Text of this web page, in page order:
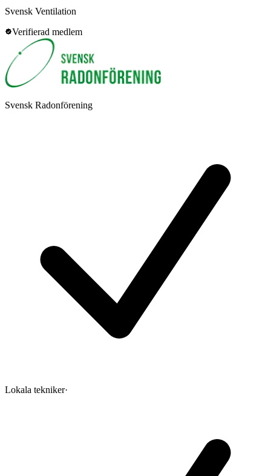
Svensk Ventilation
Verifierad medlem
Svensk Radonförening
Lokala tekniker·